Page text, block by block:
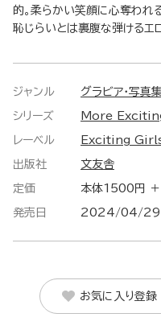
的。柔らかい笑顔に心奪われ
恥じらいとは裏腹な弾けるエ
ジャンル グラビア・写真
シリーズ More
レーベル Exciting
出版社 文友舎
定価 本体1500円
発売日 2024/04/29
お気に入り登録